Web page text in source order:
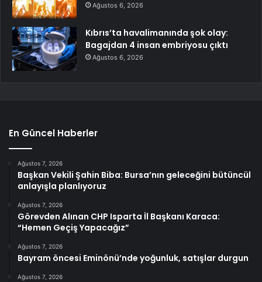
Ağustos 6, 2026
Kıbrıs’ta havalimanında şok olay:
Bagajdan 4 insan embriyosu çıktı
Ağustos 6, 2026
En Güncel Haberler
Ağustos 7, 2026
Başkan Vekili Şahin Biba: Bursa’nın geleceğini bütüncül
anlayışla planlıyoruz
Ağustos 7, 2026
Görevden Alınan CHP Isparta İl Başkanı Karaca:
“Hemen Geçiş Yapacağız”
Ağustos 7, 2026
Bayram öncesi Eminönü’nde yoğunluk, satışlar durgun
Ağustos 7, 2026